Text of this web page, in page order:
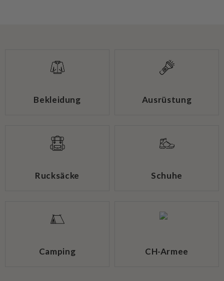
Bekleidung Ausrüstung
Rucksäcke Schuhe
Camping CH-Armee